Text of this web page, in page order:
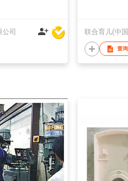
司 联合育儿(中
查询